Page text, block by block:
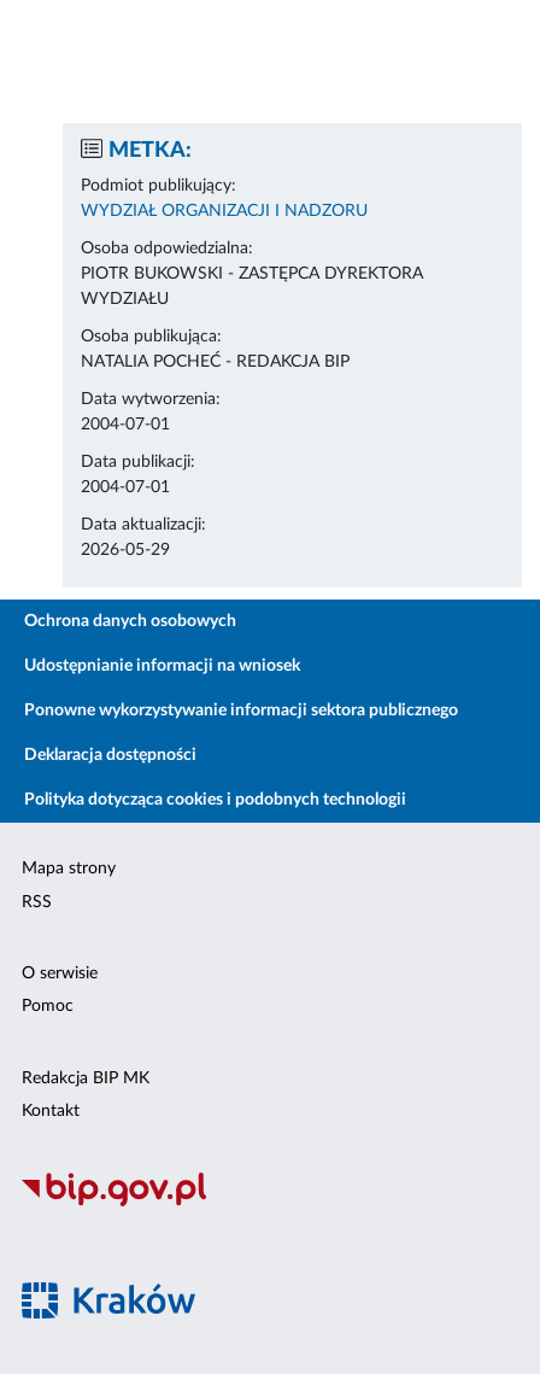
METKA:
Podmiot publikujący:
WYDZIAŁ ORGANIZACJI I NADZORU
Osoba odpowiedzialna:
PIOTR BUKOWSKI - ZASTĘPCA DYREKTORA
WYDZIAŁU
Osoba publikująca:
NATALIA POCHEĆ - REDAKCJA BIP
Data wytworzenia:
2004-07-01
Data publikacji:
2004-07-01
Data aktualizacji:
2026-05-29
Ochrona danych osobowych
Udostępnianie informacji na wniosek
Ponowne wykorzystywanie informacji sektora publicznego
Deklaracja dostępności
Polityka dotycząca cookies i podobnych technologii
Mapa strony
RSS
O serwisie
Pomoc
Redakcja BIP MK
Kontakt